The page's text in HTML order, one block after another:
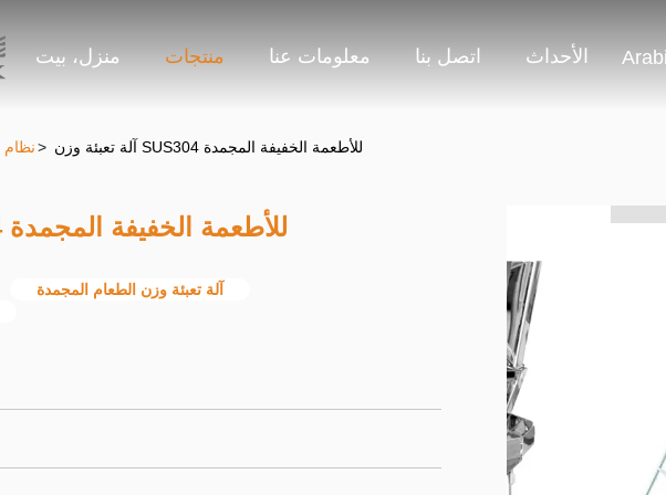
منزل، بيت منتجات معلومات عنا اتصل بنا الأحداث
نظام> آلة تعبئة وزن SUS304 للأطعمة الخفيفة المجمدة
آلة تعبئة وزن SUS304 للأطعمة الخفيفة المجمدة
آلة تعبئة وزن الطعام المجمدة